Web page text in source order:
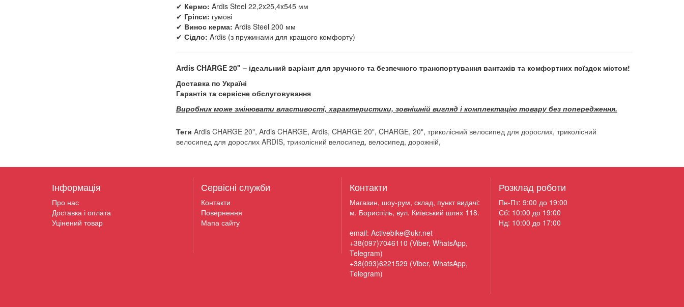
✔ Кермо: Ardis Steel 22,2x25,4x545 мм
✔ Гріпси: гумові
✔ Винос керма: Ardis Steel 200 мм
✔ Сідло: Ardis (з пружинами для кращого комфорту)
Ardis CHARGE 20" – ідеальний варіант для зручного та безпечного транспортування вантажів та комфортних поїздок містом!
Доставка по Україні
Гарантія та сервісне обслуговування
Виробник може змінювати властивості, характеристики, зовнішній вигляд і комплектацію товару без попередження.
Теги Ardis CHARGE 20", Ardis CHARGE, Ardis, CHARGE 20", CHARGE, 20", триколісний велосипед для дорослих, триколісний
велосипед для дорослих ARDIS, триколісний велосипед, велосипед, дорожній,
Інформація
Про нас
Доставка і оплата
Уцінений товар
Сервісні служби
Контакти
Повернення
Мапа сайту
Контакти
Магазин, шоу-рум, склад, пункт видачі:
м. Бориспіль, вул. Київський шлях 118.
email: Activebike@ukr.net
+38(097)7046110 (Viber, WhatsApp,
Telegram)
+38(093)6221529 (Viber, WhatsApp,
Telegram)
Розклад роботи
Пн-Пт: 9:00 до 19:00
Сб: 10:00 до 19:00
Нд: 10:00 до 17:00